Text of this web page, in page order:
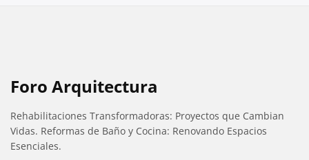
Foro Arquitectura
Rehabilitaciones Transformadoras: Proyectos que Cambian
Vidas. Reformas de Baño y Cocina: Renovando Espacios
Esenciales.